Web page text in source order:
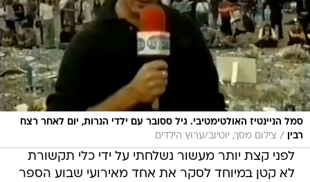
סמל הניינטיז האולטימטיבי. גיל ססובר עם ילדי הנרות, יום לאחר רצח
רבין
/ צילום מסך, יוטיוב/ערוץ הילדים
לפני קצת יותר מעשור נשלחתי על ידי כלי תקשורת
לא קטן במיוחד לסקר את אחד מאירועי שבוע הספר